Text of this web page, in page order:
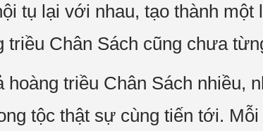
tụ lại với nhau, tạo thành
Chân Sách cũng chưa
triều Chân Sách nhiều,
tộc thật sự cùng tiến tới.